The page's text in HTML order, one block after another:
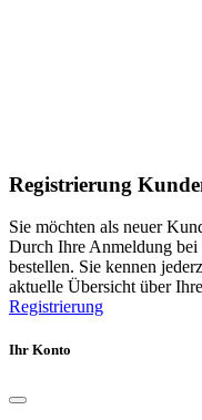
Registrierung
Sie möchten als neuer
Durch Ihre Anmeldung bei
bestellen. Sie kennen
aktuelle Übersicht über
Registrierung
Ihr Konto